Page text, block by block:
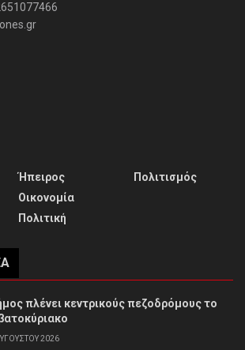
Ήπειρος
Οικονομία
Πολιτική
Πολιτισμός
πλένει κεντρικούς πεζοδρόμους το
2026